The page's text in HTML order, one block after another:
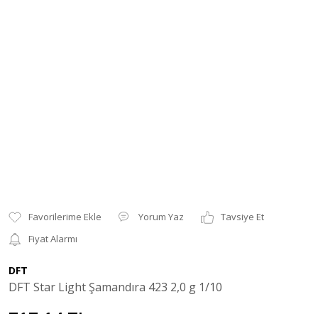
Yorum Yaz
Tavsiye Et
Fiyat Alarmı
DFT
DFT Star Light Şamandıra 423 2,0 g 1/10